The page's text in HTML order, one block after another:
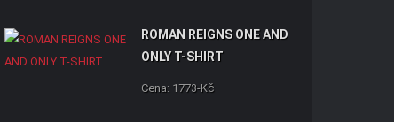
ROMAN REIGNS ONE AND
ONLY T-SHIRT
Cena: 1773-Kč